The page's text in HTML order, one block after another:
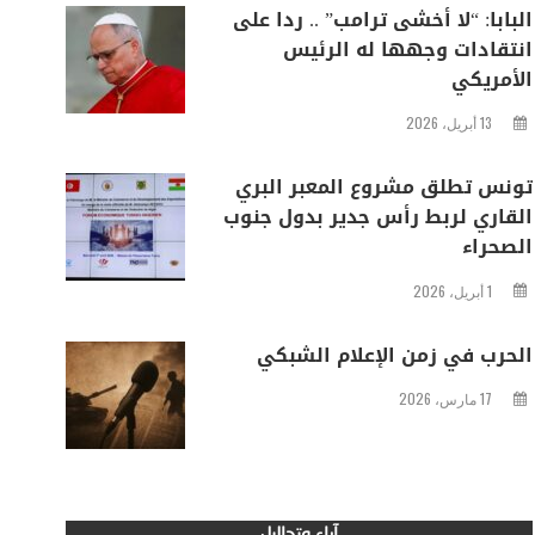
البابا: “لا أخشى ترامب” .. ردا على
انتقادات وجهها له الرئيس
الأمريكي
13 أبريل، 2026
تونس تطلق مشروع المعبر البري
القاري لربط رأس جدير بدول جنوب
الصحراء
1 أبريل، 2026
الحرب في زمن الإعلام الشبكي
17 مارس، 2026